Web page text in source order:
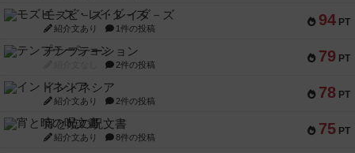
94 PT
モズビ－ズ・レイダ－ズ
紹介文あり 1件の投稿
79 PT
テンプテーション
2件の投稿
78 PT
インドネシア
紹介文あり 2件の投稿
75 PT
宵と暁の呪文書
紹介文あり 8件の投稿